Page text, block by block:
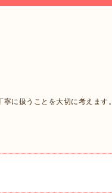
に扱うことを大切に考えます。